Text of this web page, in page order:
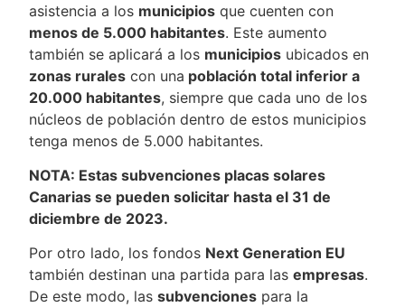
asistencia a los municipios que cuenten con
menos de 5.000 habitantes. Este aumento
también se aplicará a los municipios ubicados en
zonas rurales con una población total inferior a
20.000 habitantes, siempre que cada uno de los
núcleos de población dentro de estos municipios
tenga menos de 5.000 habitantes.
NOTA: Estas subvenciones placas solares
Canarias se pueden solicitar hasta el 31 de
diciembre de 2023.
Por otro lado, los fondos Next Generation EU
también destinan una partida para lasempresas.
De este modo, lassubvenciones para la